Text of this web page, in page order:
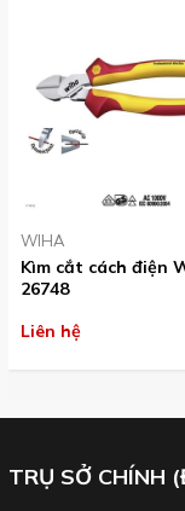
WIHA
Kìm cắt cách điện
26748
Liên hệ
TRỤ SỞ CHÍNH